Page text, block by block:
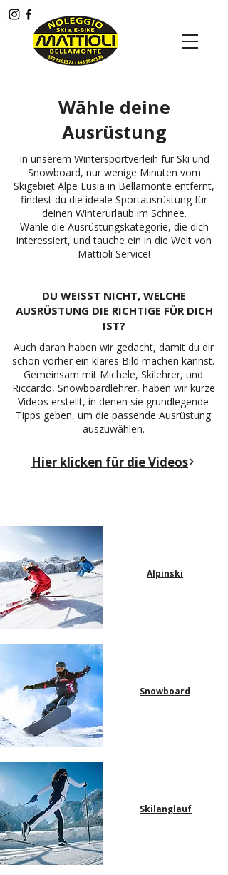
Wähle deine
Ausrüstung
In unserem Wintersportverleih für Ski und
Snowboard, nur wenige Minuten vom
Skigebiet Alpe Lusia in Bellamonte entfernt,
findest du die ideale Sportausrüstung für
deinen Winterurlaub im Schnee.
Wähle die Ausrüstungskategorie, die dich
interessiert, und tauche ein in die Welt von
Mattioli Service!
DU WEISST NICHT, WELCHE
AUSRÜSTUNG DIE RICHTIGE FÜR DICH
IST?
Auch daran haben wir gedacht, damit du dir
schon vorher ein klares Bild machen kannst.
Gemeinsam mit Michele, Skilehrer, und
Riccardo, Snowboardlehrer, haben wir kurze
Videos erstellt, in denen sie grundlegende
Tipps geben, um die passende Ausrüstung
auszuwählen.
Hier klicken für die Videos
Alpinski
Snowboard
Skilanglauf